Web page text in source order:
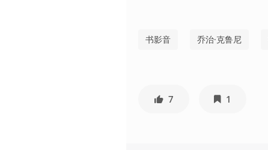
书影音 乔治·克鲁尼
7 1